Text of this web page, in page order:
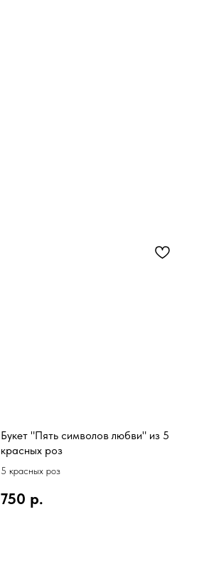
Букет "Пять символов любви" из 5
красных роз
5 красных роз
750 р.